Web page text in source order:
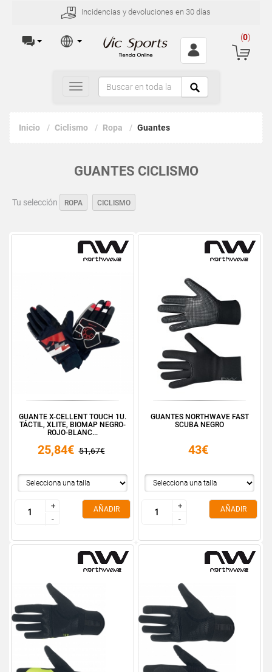
Incidencias y devoluciones en 30 días
(0)
Toggle
navigation
Inicio Ciclismo Ropa Guantes
GUANTES CICLISMO
Tu selección ROPA CICLISMO
GUANTE X-CELLENT TOUCH 1U.
TÁCTIL, XLITE, BIOMAP NEGRO-
ROJO-BLANC...
25,84€ 51,67€
+
-
+
-
AÑADIR
GUANTES NORTHWAVE FAST
SCUBA NEGRO
43€
+
-
+
-
AÑADIR